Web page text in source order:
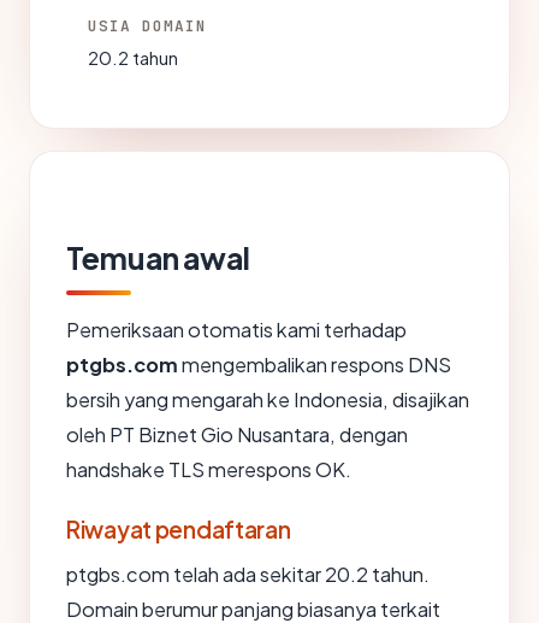
USIA DOMAIN
20.2 tahun
Temuan awal
Pemeriksaan otomatis kami terhadap
ptgbs.commengembalikan respons DNS
bersih yang mengarah ke Indonesia, disajikan
oleh PT Biznet Gio Nusantara, dengan
handshake TLS merespons OK.
Riwayat pendaftaran
ptgbs.com telah ada sekitar 20.2 tahun.
Domain berumur panjang biasanya terkait